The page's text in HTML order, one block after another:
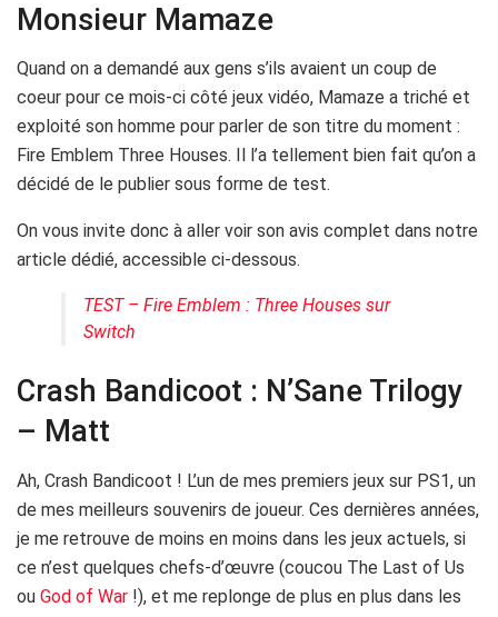
Monsieur Mamaze
Quand on a demandé aux gens s’ils avaient un coup de
coeur pour ce mois-ci côté jeux vidéo, Mamaze a triché et
exploité son homme pour parler de son titre du moment :
Fire Emblem Three Houses. Il l’a tellement bien fait qu’on a
décidé de le publier sous forme de test.
On vous invite donc à aller voir son avis complet dans notre
article dédié, accessible ci-dessous.
TEST – Fire Emblem : Three Houses sur
Switch
Crash Bandicoot : N’Sane Trilogy
– Matt
Ah, Crash Bandicoot ! L’un de mes premiers jeux sur PS1, un
de mes meilleurs souvenirs de joueur. Ces dernières années,
je me retrouve de moins en moins dans les jeux actuels, si
ce n’est quelques chefs-d’œuvre (coucou The Last of Us
ou God of War !), et me replonge de plus en plus dans les